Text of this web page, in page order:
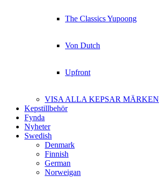
The Classics Yupoong
Von Dutch
Upfront
VISA ALLA KEPSAR MÄRKEN
Kepstillbehör
Fynda
Nyheter
Swedish
Denmark
Finnish
German
Norweigan